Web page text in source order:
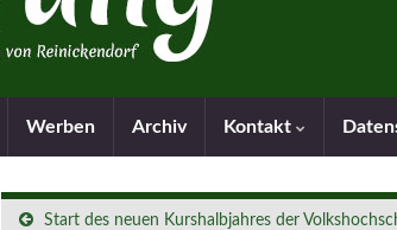
Werben Archiv Kontakt
Start des neuen Kurshalbjahres der